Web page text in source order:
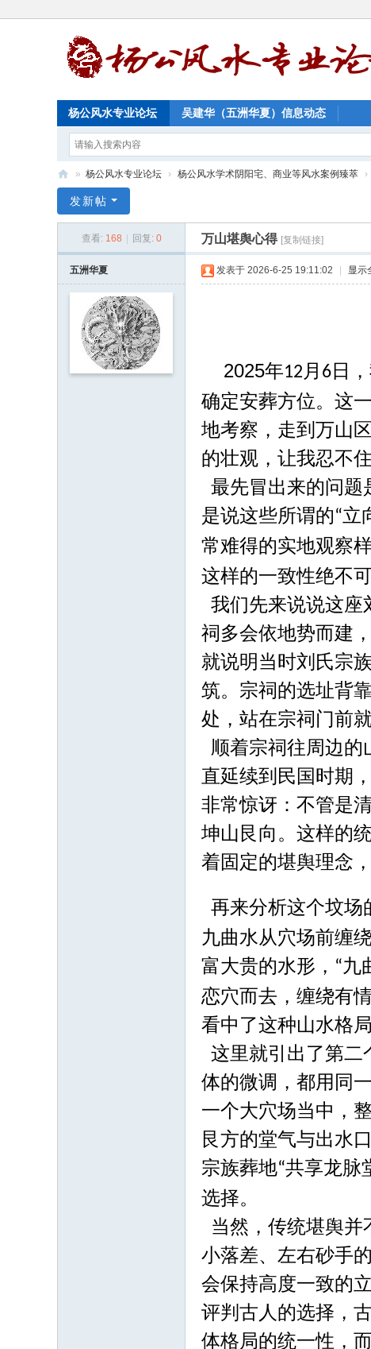
杨公风水专业论坛 吴建华（五洲华夏）信息动态
公
» 杨公风水专业论坛 › 杨公风水学术阴阳宅、商业等风水案例臻萃 ›
发新帖
查看: 168 回复: 0 万山堪舆心得 [复制链接]
五洲华夏 发表于 2026-6-25 19:11:02 显示
2025年12 月 6 日
确定安葬方位。这
地考察，走到万山
的壮观，让我忍不
最先冒出来的问题
是说这些所谓的“立
常难得的实地观察
这样的一致性绝不
我们先来说说这座
祠多会依地势而建
就说明当时刘氏宗
筑。宗祠的选址背
处，站在宗祠门前
顺着宗祠往周边的
直延续到民国时期
非常惊讶：不管是
坤山艮向。这样的
着固定的堪舆理念
再来分析这个坟场
九曲水从穴场前缠
富大贵的水形， “九
恋穴而去，缠绕有
看中了这种山水格
这里就引出了第二
体的微调，都用同
一个大穴场当中，
艮方的堂气与出水
宗族葬地“共享龙脉
选择。
当然，传统堪舆并
小落差、左右砂手
会保持高度一致的
评判古人的选择，
体格局的统一性，